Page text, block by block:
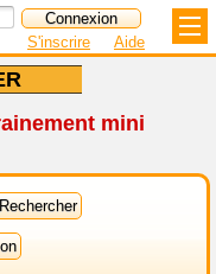
S'inscrire Aide
mini